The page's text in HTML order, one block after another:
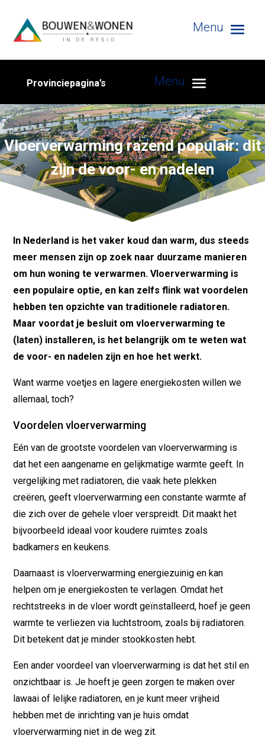
Provinciepagina’s
Vloerverwarming razend populair: dit
zijn de voor- en nadelen
In Nederland is het vaker koud dan warm, dus steeds
meer mensen zijn op zoek naar duurzame manieren
om hun woning te verwarmen. Vloerverwarming is
een populaire optie, en kan zelfs flink wat voordelen
hebben ten opzichte van traditionele radiatoren.
Maar voordat je besluit om vloerverwarming te
(laten) installeren, is het belangrijk om te weten wat
de voor- en nadelen zijn en hoe het werkt.
Want warme voetjes en lagere energiekosten willen we
allemaal, toch?
Voordelen vloerverwarming
Eén van de grootste voordelen van vloerverwarming is
dat het een aangename en gelijkmatige warmte geeft. In
vergelijking met radiatoren, die vaak hete plekken
creëren, geeft vloerverwarming een constante warmte af
die zich over de gehele vloer verspreidt. Dit maakt het
bijvoorbeeld ideaal voor koudere ruimtes zoals
badkamers en keukens.
Daarnaast is vloerverwarming energiezuinig en kan
helpen om je energiekosten te verlagen. Omdat het
rechtstreeks in de vloer wordt geïnstalleerd, hoef je geen
warmte te verliezen via luchtstroom, zoals bij radiatoren.
Dit betekent dat je minder stookkosten hebt.
Een ander voordeel van vloerverwarming is dat het stil en
onzichtbaar is. Je hoeft je geen zorgen te maken over
lawaai of lelijke radiatoren, en je kunt meer vrijheid
hebben met de inrichting van je huis omdat
vloerverwarming niet in de weg zit.